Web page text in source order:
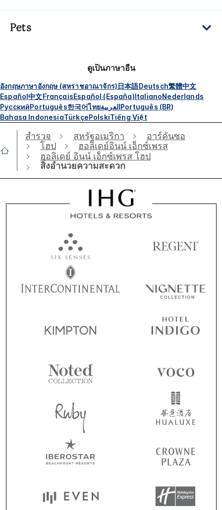
Pets
ดูเป็นภาษาอื่น
อังกฤษภาษาอังกฤษ (สหราชอาณาจักร)日本語Deutsch繁體中文
Español中文FrançaisEspañol (España)ItalianoNederlands
РусскийPortuguês한국어ไทยالعربيةPortuguês (BR)
Bahasa IndonesiaTürkçePolskiTiếng Việt
สำรวจ สหรัฐอเมริกา
อาร์คันซอ
โฮป
ฮอลิเดย์อินน์ เอ็กซ์เพรส
ฮอลิเดย์ อินน์ เอ็กซ์เพรส โฮป
สิ่งอำนวยความสะดวก